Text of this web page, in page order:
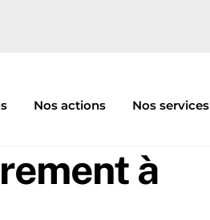
Nos actions Nos services
à